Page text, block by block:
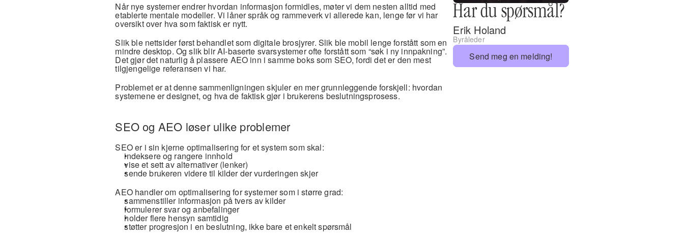
Når nye systemer endrer hvordan informasjon formidles, møter vi dem nesten alltid med
etablerte mentale modeller. Vi låner språk og rammeverk vi allerede kan, lenge før vi har
oversikt over hva som faktisk er nytt.
Slik ble nettsider først behandlet som digitale brosjyrer. Slik ble mobil lenge forstått som en
mindre desktop. Og slik blir AI-baserte svarsystemer ofte forstått som “søk i ny innpakning”.
Det gjør det naturlig å plassere AEO inn i samme boks som SEO, fordi det er den mest
tilgjengelige referansen vi har.
Problemet er at denne sammenligningen skjuler en mer grunnleggende forskjell: hvordan
systemene er designet, og hva de faktisk gjør i brukerens beslutningsprosess.
SEO og AEO løser ulike problemer
SEO er i sin kjerne optimalisering for et system som skal:
indeksere og rangere innhold
vise et sett av alternativer (lenker)
sende brukeren videre til kilder der vurderingen skjer
AEO handler om optimalisering for systemer som i større grad:
sammenstiller informasjon på tvers av kilder
formulerer svar og anbefalinger
holder flere hensyn samtidig
støtter progresjon i en beslutning, ikke bare et enkelt spørsmål
Har du spørsmål?
Erik Holand
Byråleder
Send meg en melding!